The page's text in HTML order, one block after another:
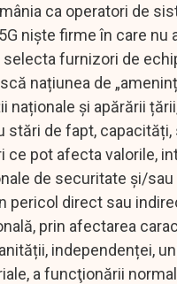
ca operatori de
niște firme în care nu
furnizori de
națiunea de
naționale și apărării
stări de fapt, capacități,
ce pot afecta valorile,
de securitate şi/sau
pericol direct sau
prin afectarea
independenței,
a funcţionării